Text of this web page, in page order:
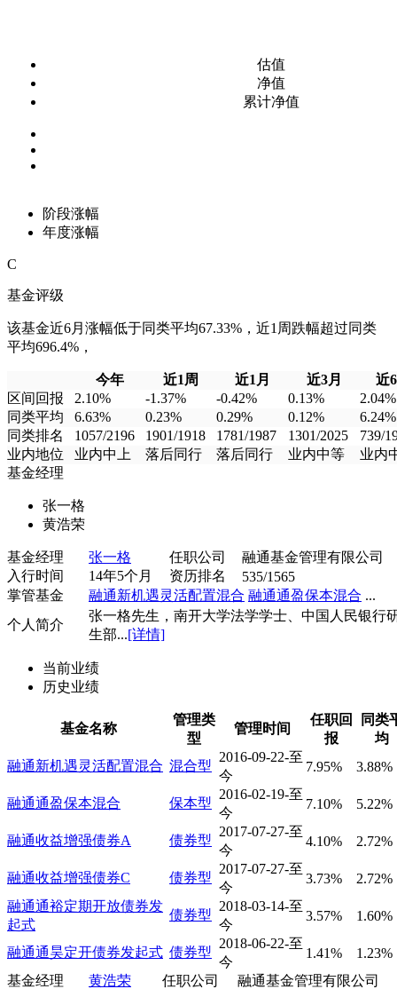
估值
净值
累计净值
阶段涨幅
年度涨幅
C
基金评级
该基金近6月涨幅低于同类平均67.33%，近1周跌幅超过同类
平均696.4%，
今年 近1周 近1月 近3月
近
区间回报
2.10% -1.37% -0.42% 0.13%
2.04%
同类平均
6.63% 0.23% 0.29% 0.12%
6.24%
同类排名
1057/2196 1901/1918 1781/1987 1301/2025
739/
业内地位
业内中上 落后同行 落后同行 业内中等
业内
基金经理
张一格
黄浩荣
基金经理 张一格 任职公司
融通基金管理有限公司
入行时间
14年5个月 资历排名
535/1565
掌管基金
融通新机遇灵活配置混合 融通通盈保本混合 ...
个人简介
张一格先生，南开大学法学学士、中国人民银行
生部...[详情]
当前业绩
历史业绩
基金名称
管理类
型
管理时间
任职回
报
同类
均
融通新机遇灵活配置混合 混合型
2016-09-22-至
今
7.95% 3.88%
融通通盈保本混合 保本型
2016-02-19-至
今
7.10% 5.22%
融通收益增强债券A 债券型
2017-07-27-至
今
4.10% 2.72%
融通收益增强债券C 债券型
2017-07-27-至
今
3.73%
2.72%
融通通裕定期开放债券发
起式
债券型
2018-03-14-至
今
3.57% 1.60%
融通通昊定开债券发起式 债券型
2018-06-22-至
今
1.41%
1.23%
基金经理
黄浩荣 任职公司
融通基金管理有限公司